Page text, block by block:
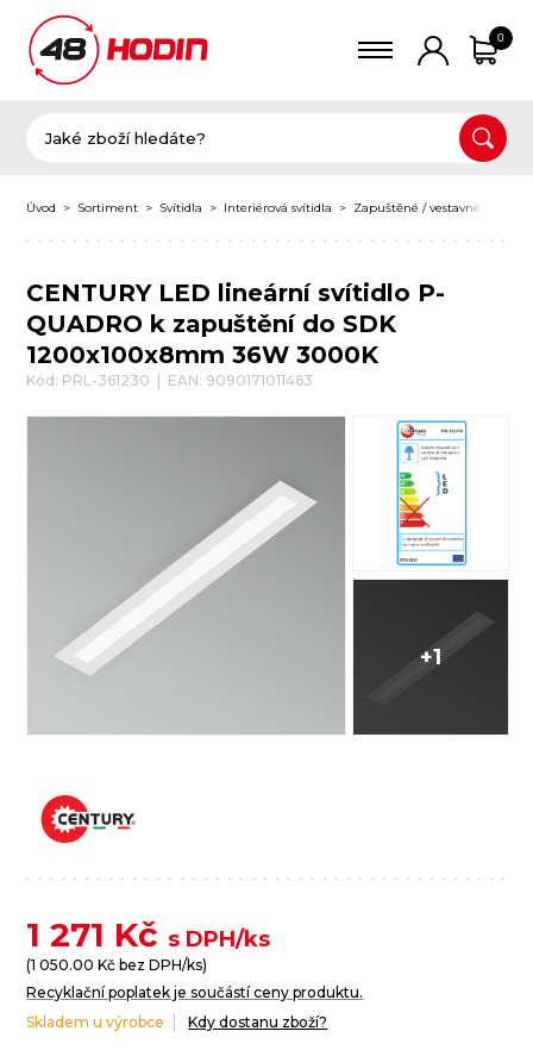
0
Úvod Sortiment Svítidla Interiérová svítidla Zapuštěné / vestavné svítidla
CENTURY LED lineární svítidlo P-
QUADRO k zapuštění do SDK
1200x100x8mm 36W 3000K
Kód: PRL-361230 | EAN: 9090171011463
+1
1 271 Kč s DPH/ks
(1 050.00 Kč bez DPH/ks)
Recyklační poplatek je součástí ceny produktu.
Skladem u výrobce
Kdy dostanu zboží?